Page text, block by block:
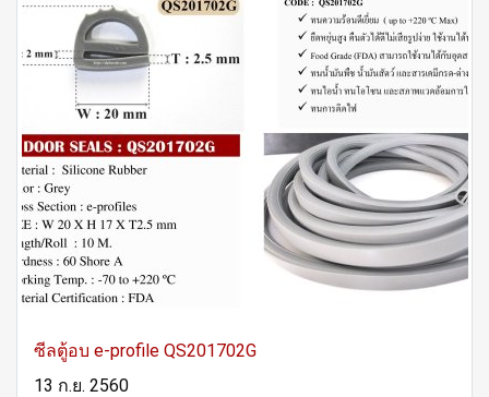
ซีลตู้อบ e-profile QS201702G
13 ก.ย. 2560